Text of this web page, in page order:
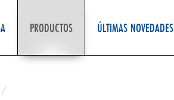
PRODUCTOS ÚLTIMAS NOVEDADES
/